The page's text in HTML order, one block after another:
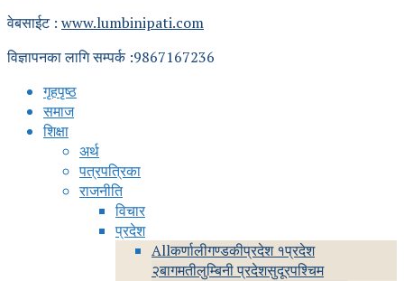
वेबसाईट : www.lumbinipati.com
विज्ञापनका लागि सम्पर्क :9867167236
गृहपृष्ठ
समाज
शिक्षा
अर्थ
पत्रपत्रिका
राजनीति
विचार
प्रदेश
Allकर्णालीगण्डकीप्रदेश १प्रदेश
२बागमतीलुम्बिनी प्रदेशसुदूरपश्चिम